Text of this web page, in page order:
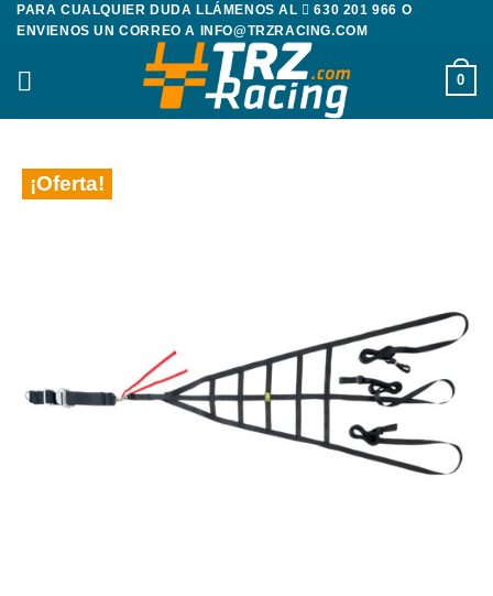
Saltar
contenido
PARA CUALQUIER DUDA LLÁMENOS AL 630 201 966 O
ENVIENOS UN CORREO A
INFO@TRZRACING.COM
0
¡Oferta!